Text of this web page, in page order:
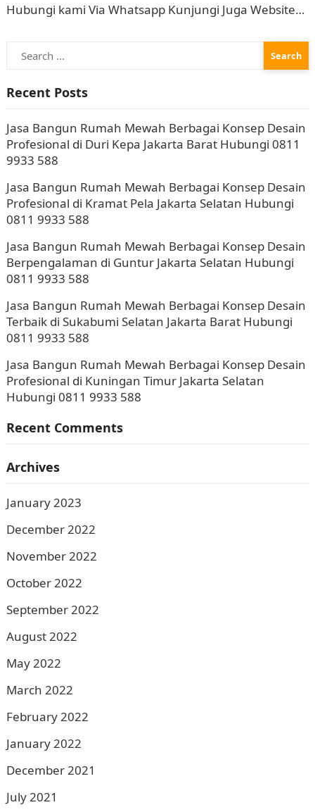
Hubungi kami Via Whatsapp Kunjungi Juga Website
Mewah Berbagai Konsep Desain…
Search
for:
Recent Posts
Jasa Bangun Rumah Mewah Berbagai Konsep Desain
Profesional di Duri Kepa Jakarta Barat Hubungi 0811
9933 588
Jasa Bangun Rumah Mewah Berbagai Konsep Desain
Profesional di Kramat Pela Jakarta Selatan Hubungi
0811 9933 588
Jasa Bangun Rumah Mewah Berbagai Konsep Desain
Berpengalaman di Guntur Jakarta Selatan Hubungi
0811 9933 588
Jasa Bangun Rumah Mewah Berbagai Konsep Desain
Terbaik di Sukabumi Selatan Jakarta Barat Hubungi
0811 9933 588
Jasa Bangun Rumah Mewah Berbagai Konsep Desain
Profesional di Kuningan Timur Jakarta Selatan
Hubungi 0811 9933 588
Recent Comments
Archives
January 2023
December 2022
November 2022
October 2022
September 2022
August 2022
May 2022
March 2022
February 2022
January 2022
December 2021
July 2021